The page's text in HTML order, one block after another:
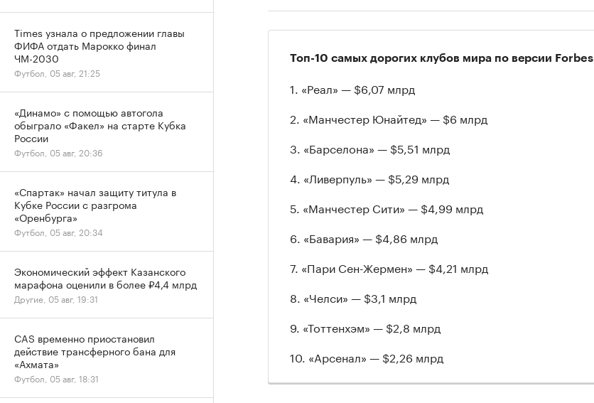
Топ-10 самых дорогих клубов мира по версии Forbes
1. «Реал» — $6,07 млрд
2. «Манчестер Юнайтед» — $6 млрд
3. «Барселона» — $5,51 млрд
4. «Ливерпуль» — $5,29 млрд
5. «Манчестер Сити» — $4,99 млрд
6. «Бавария» — $4,86 млрд
7. «Пари Сен-Жермен» — $4,21 млрд
8. «Челси» — $3,1 млрд
9. «Тоттенхэм» — $2,8 млрд
10. «Арсенал» — $2,26 млрд
Times узнала о предложении главы
ФИФА отдать Марокко финал
ЧМ-2030
Футбол, 05 авг, 21:25
«Динамо» с помощью автогола
обыграло «Факел» на старте Кубка
России
Футбол, 05 авг, 20:36
«Спартак» начал защиту титула в
Кубке России с разгрома
«Оренбурга»
Футбол, 05 авг, 20:34
Экономический эффект Казанского
марафона оценили в более ₽4,4 млрд
Другие, 05 авг, 19:31
CAS временно приостановил
действие трансферного бана для
«Ахмата»
Футбол, 05 авг, 18:31